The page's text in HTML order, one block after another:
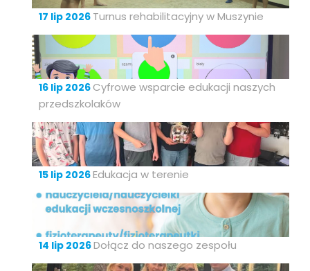
17 lip 2026 Turnus rehabilitacyjny w Muszynie
16 lip 2026 Cyfrowe wsparcie edukacji naszych
przedszkolaków
15 lip 2026Edukacja w terenie
14 lip 2026Dołącz do naszego zespołu